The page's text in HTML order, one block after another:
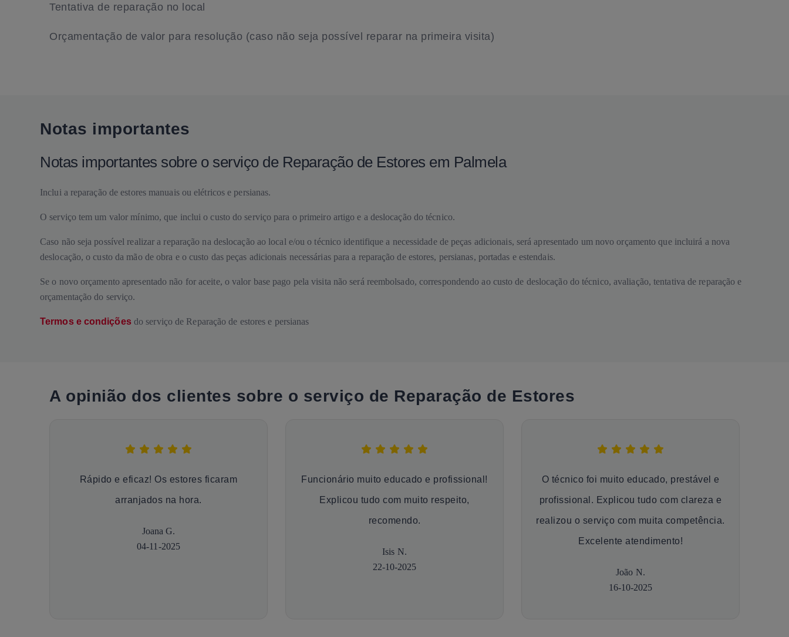
Tentativa de reparação no local
Orçamentação de valor para resolução (caso não seja possível reparar na primeira visita)
Notas importantes
Notas importantes sobre o serviço de Reparação de Estores em Palmela
Inclui a reparação de estores manuais ou elétricos e persianas.
O serviço tem um valor mínimo, que inclui o custo do serviço para o primeiro artigo e a deslocação do técnico.
Caso não seja possível realizar a reparação na deslocação ao local e/ou o técnico identifique a necessidade de peças adicionais, será apresentado um novo orçamento que incluirá a nova
deslocação, o custo da mão de obra e o custo das peças adicionais necessárias para a reparação de estores, persianas, portadas e estendais.
Se o novo orçamento apresentado não for aceite, o valor base pago pela visita não será reembolsado, correspondendo ao custo de deslocação do técnico, avaliação, tentativa de reparação e
orçamentação do serviço.
Termos e condiçõesdo serviço de Reparação de estores e persianas
A opinião dos clientes sobre o serviço de Reparação de Estores
Rápido e eficaz! Os estores ficaram
arranjados na hora.
Joana G.
04-11-2025
Funcionário muito educado e profissional!
Explicou tudo com muito respeito,
recomendo.
Isis N.
22-10-2025
O técnico foi muito educado, prestável e
profissional. Explicou tudo com clareza e
realizou o serviço com muita competência.
Excelente atendimento!
João N.
16-10-2025